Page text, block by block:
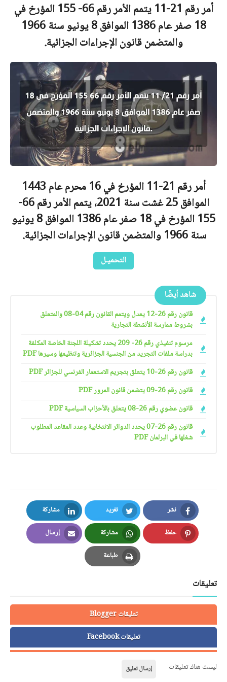
أمر رقم 21-11 يتمم الأمر رقم 66- 155 المؤرخ في
18 صفر عام 1386 الموافق 8 يونيو سنة 1966
والمتضمن قانون الإجراءات الجزائية.
أمر رقم 21-11 المؤرخ في 16 محرم عام 1443
الموافق 25 غشت سنة 2021، يتمم الأمر رقم 66-
155 المؤرخ في 18 صفر عام 1386 الموافق 8 يونيو
سنة 1966 والمتضمن قانون الإجراءات الجزائية.
التحميـل
شاهد أيضًا
قانون رقم 26-12 يعدل ويتمم القانون رقم 04-08 والمتعلق
بشروط ممارسة الأنشطة التجارية
مرسوم تنفيذي رقم 26- 209 يحدد تشكيلة اللجنة الخاصة المكلفة
بدراسة ملفات التجريد من الجنسية الجزائرية وتنظيمها وسيرها PDF
قانون رقم 26-10 يتعلق بتجريم الاستعمار الفرنسي للجزائر PDF
قانون رقم 26-09 يتضمن قانون المرور PDF
قانون عضوي رقم 26-08 يتعلق بالأحزاب السياسية PDF
قانون رقم 26-07 يحدد الدوائر الانتخابية وعدد المقاعد المطلوب
شغلها في البرلمان PDF
نشر
Facebook
تغريد
Twitter
مشاركة
LinkedIn
حفظ
Pinterest
مشاركة
Whatsapp
إرسال
Email
طباعة
Print
تعليقات
تعليقات Blogger
تعليقات Facebook
ليست هناك تعليقات إرسال تعليق